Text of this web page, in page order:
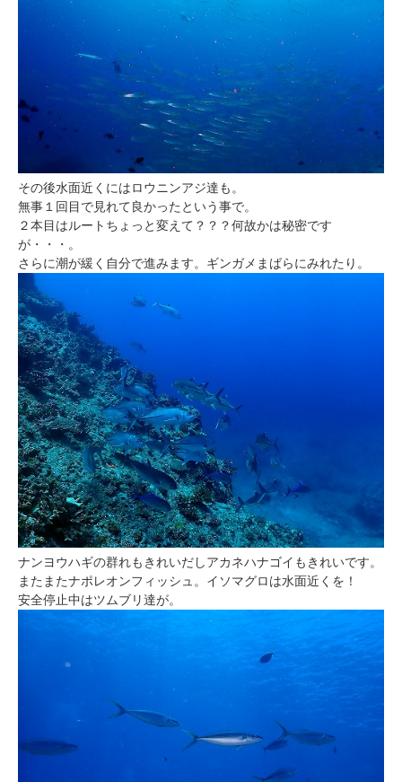
その後水面近くにはロウニンアジ達も。
無事１回目で見れて良かったという事で。
２本目はルートちょっと変えて？？？何故かは秘密です
が・・・。
さらに潮が緩く自分で進みます。ギンガメまばらにみれたり。
ナンヨウハギの群れもきれいだしアカネハナゴイもきれいです。
またまたナポレオンフィッシュ。イソマグロは水面近くを！
安全停止中はツムブリ達が。